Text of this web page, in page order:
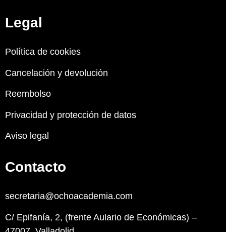
Legal
Política de cookies
Cancelación y devolución
Reembolso
Privacidad y protección de datos
Aviso legal
Contacto
secretaria@ochoacademia.com
C/ Epifanía, 2, (frente Aulario de Económicas) –